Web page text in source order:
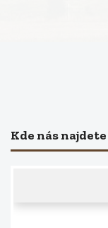
Kde nás najdete